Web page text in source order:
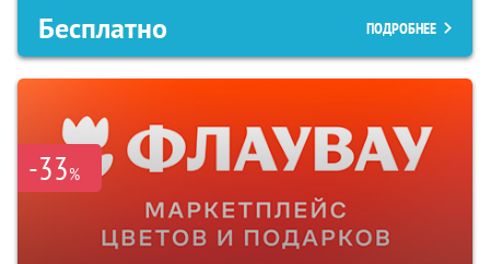
Бесплатно ПОДРОБНЕЕ
-33%